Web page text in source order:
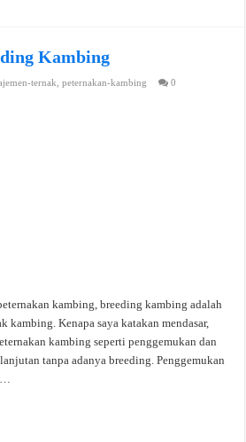
Kambing
ternak ,peternakan-kambing 0
kambing, breeding kambing adalah
kambing. Kenapa saya katakan mendasar,
kambing seperti penggemukan dan
tanpa adanya breeding. Penggemukan
…